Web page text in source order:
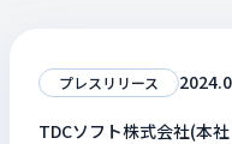
プレスリリース
TDCソフト株式会社(本